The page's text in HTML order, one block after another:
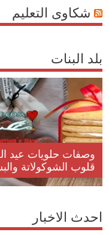
شكاوى التعليم
بلد البنات
وصفات حلويات عيد
قلوب الشوكولاتة
احدث الاخبار